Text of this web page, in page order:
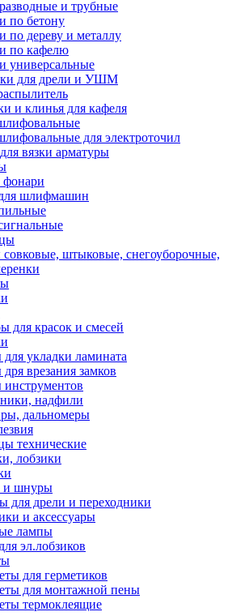
и трубные
по бетону
по дереву и металлу
по кафелю
универсальные
для дрели и УШМ
и клинья для кафеля
для электроточил
вязки арматуры
шлифмашин
штыковые, снегоуборочные,
для красок и смесей
укладки ламината
врезания замков
надфили
дальномеры
технические
лобзики
и шнуры
для дрели и переходники
и аксессуары
лампы
эл.лобзиков
для герметиков
для монтажной пены
термоклеящие